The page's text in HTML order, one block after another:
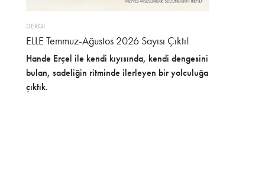
DERGİ
ELLE Temmuz-Ağustos 2026 Sayısı Çıktı!
Hande Erçel ile kendi kıyısında, kendi dengesini
bulan, sadeliğin ritminde ilerleyen bir yolculuğa
çıktık.